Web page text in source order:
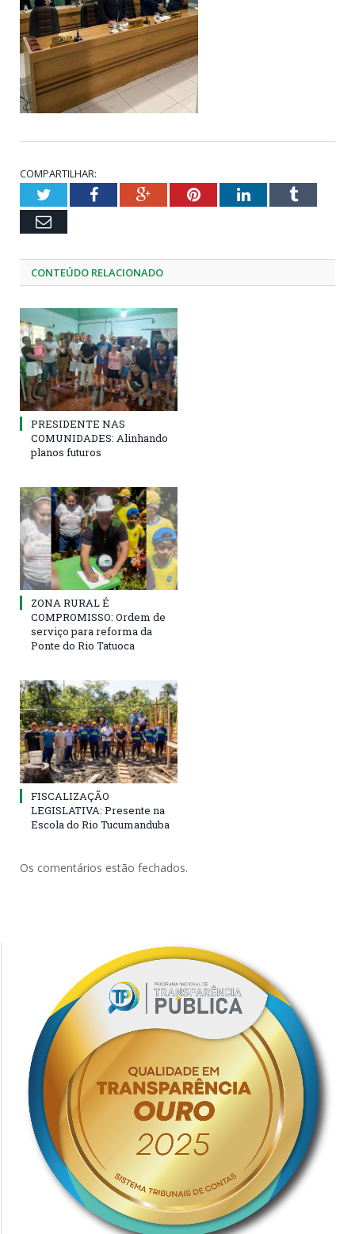
COMPARTILHAR:
TwitterFacebookGoogle+PinterestLinkedInTumblr
Email
CONTEÚDO RELACIONADO
PRESIDENTE NAS
COMUNIDADES: Alinhando
planos futuros
ZONA RURAL É
COMPROMISSO: Ordem de
serviço para reforma da
Ponte do Rio Tatuoca
FISCALIZAÇÃO
LEGISLATIVA: Presente na
Escola do Rio Tucumanduba
Os comentários estão fechados.